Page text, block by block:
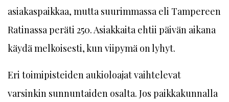
asiakaspaikkaa, mutta suurimmassa eli Tampereen
Ratinassa peräti 250. Asiakkaita ehtii päivän aikana
käydä melkoisesti, kun viipymä on lyhyt.
Eri toimipisteiden aukioloajat vaihtelevat
varsinkin sunnuntaiden osalta. Jos paikkakunnalla